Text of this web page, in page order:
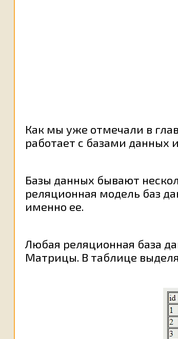
Как мы уже отмечали в
работает с базами данных
Базы данных бывают
реляционная модель баз
именно ее.
Любая реляционная база
Матрицы. В таблице